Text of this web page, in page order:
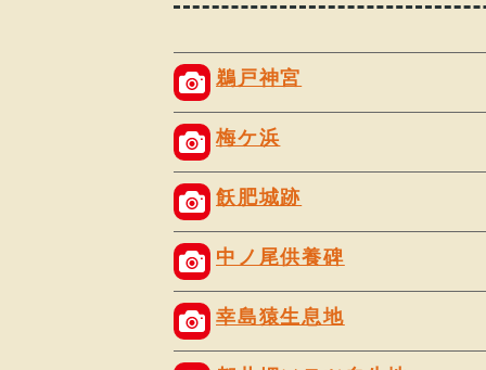
鵜戸神宮
梅ケ浜
飫肥城跡
中ノ尾供養碑
幸島猿生息地